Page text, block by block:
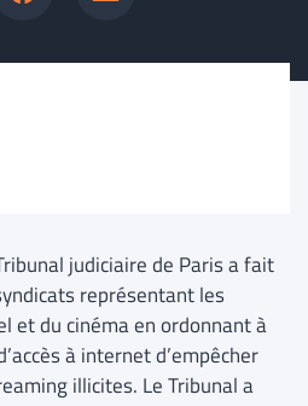
judiciaire de Paris a fait
représentant les
et du cinéma en ordonnant à
à internet d’empêcher
illicites. Le Tribunal a